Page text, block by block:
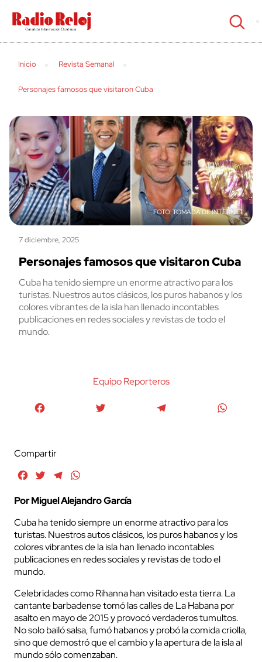
cerrar
Inicio Revista Semanal
Personajes famosos que visitaron Cuba
TOMADA DE INTERNET
7 diciembre, 2025
Personajes famosos que visitaron Cuba
Cuba ha tenido siempre un enorme atractivo para los
turistas. Nuestros autos clásicos, los puros habanos y los
colores vibrantes de la isla han llenado incontables
publicaciones en redes sociales y revistas de todo el
mundo.
Equipo Reporteros
Compartir
FacebookTwitterTelegram
Por Miguel Alejandro García
Cuba ha tenido siempre un enorme atractivo para los
turistas. Nuestros autos clásicos, los puros habanos y los
colores vibrantes de la isla han llenado incontables
publicaciones en redes sociales y revistas de todo el
mundo.
Celebridades como Rihanna han visitado esta tierra. La
cantante barbadense tomó las calles de La Habana por
asalto en mayo de 2015 y provocó verdaderos tumultos.
No solo bailó salsa, fumó habanos y probó la comida criolla,
sino que demostró que el cambio y la apertura de la isla al
mundo sólo comenzaban.